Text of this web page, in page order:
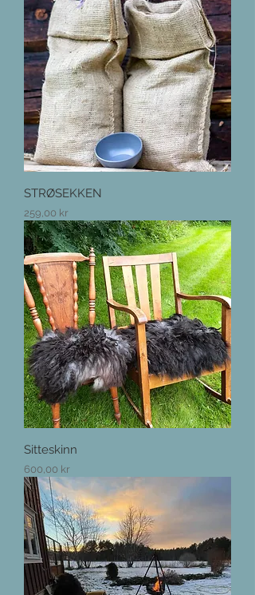
STRØSEKKEN
Pris
259,00 kr
Sitteskinn
Pris
600,00 kr